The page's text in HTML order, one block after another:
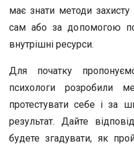
має знати методи захисту
сам або за допомогою
внутрішні ресурси.
Для початку
психологи розробили
протестувати себе і за
результат. Дайте
будете згадувати, як